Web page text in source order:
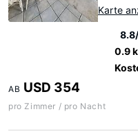
Karte
0.9
AB USD 354
pro Zimmer / pro Nacht